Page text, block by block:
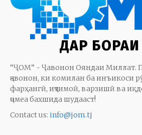
ДАР
“ҶОМ” - Ҷавонон Ояндаи Миллат.
ҷавонон, ки комилан ба инъикоси
фарҳангӣ, иҷтимоӣ, варзишӣ ва
ҷомеа бахшида шудааст!
Contact us: info@jom.tj